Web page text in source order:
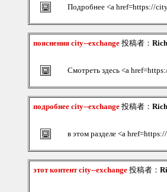
Подробнее <a href=https://
пояснения city--exchange 投稿者：
Смотреть здесь <a
подробнее city--exchange 投稿者：
в этом разделе <a
этот контент city--exchange 投稿者：